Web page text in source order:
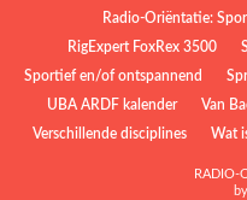
Radio‑Oriëntatie:
RigExpert FoxRex 3500
Sportief en/of ontspannend
UBA ARDF kalender
Van
Verschillende disciplines
Wat
RADIO-